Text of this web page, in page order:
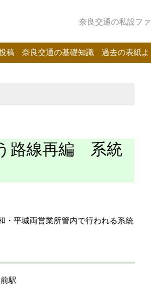
奈良交通の私設フ
稿 奈良交通の基礎知識 過去の表紙よ
路線再編 系統
・平城両営業所管内で行われる系統
駅